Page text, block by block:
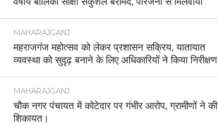
MAHARAJGANJ
महराजगंज महोत्सव को लेकर प्रशासन सक्रिय, यातायात
व्यवस्था को सुदृढ़ बनाने के लिए अधिकारियों ने किया निरीक्षण
MAHARAJGANJ
चौक नगर पंचायत में कोटेदार पर गंभीर आरोप, ग्रामीणों ने की
शिकायत।